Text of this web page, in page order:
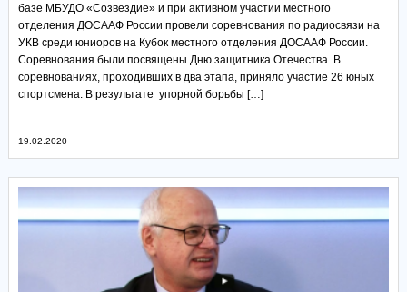
базе МБУДО «Созвездие» и при активном участии местного
отделения ДОСААФ России провели соревнования по радиосвязи на
УКВ среди юниоров на Кубок местного отделения ДОСААФ России.
Соревнования были посвящены Дню защитника Отечества. В
соревнованиях, проходивших в два этапа, приняло участие 26 юных
спортсмена. В результате упорной борьбы […]
19.02.2020